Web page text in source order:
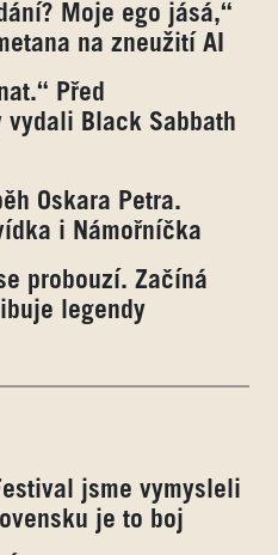
Moje ego jásá,“
na zneužití AI
Před
vydali Black Sabbath
Oskara Petra.
i Námořníčka
probouzí. Začíná
legendy
Festival jsme vymysleli
je to boj